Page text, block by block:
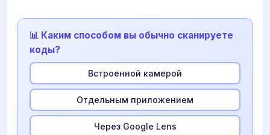
📊 Каким способом вы обычно сканируете
коды?
Встроенной камерой
Отдельным приложением
Через Google Lens